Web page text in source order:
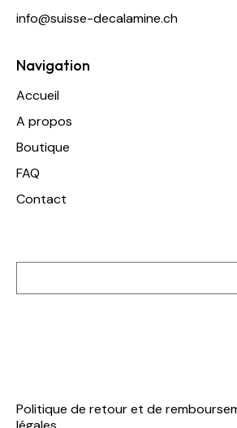
info@suisse-decalamine.ch
Navigation
Accueil
A propos
Boutique
FAQ
Contact
Politique de retour et de